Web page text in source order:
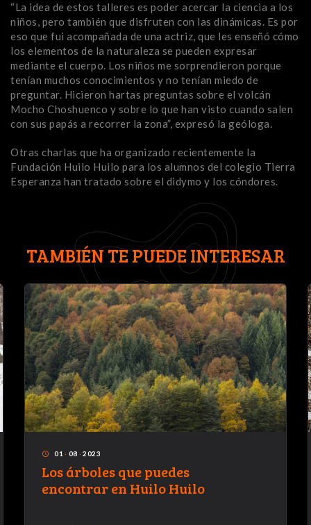
“La idea de estos talleres es poder acercar la ciencia a los
niños, pero también que disfruten con las dinámicas. Es por
eso que fui acompañada de una actriz, que les enseñó cómo
los elementos de la naturaleza se pueden expresar
mediante el cuerpo. Los niños me sorprendieron porque
tenían muchos conocimientos y no tenían miedo de
preguntar. Hicieron hartas preguntas sobre el volcán
Mocho Choshuenco y sobre lo que han visto cuando salen
con sus papás a recorrer la zona”, expresó la geóloga.
Otras charlas que ha organizado recientemente la
Fundación Huilo Huilo para los alumnos del colegio Tierra
Esperanza han tratado sobre el didymo y los cóndores.
TAMBIÉN TE PUEDE INTERESAR
access_time 01 · 08 · 2023
Los árboles que puedes
encontrar en Huilo Huilo